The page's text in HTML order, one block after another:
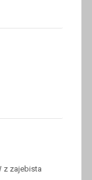
z zajebista